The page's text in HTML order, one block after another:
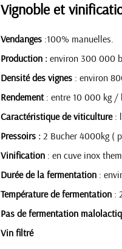
Vignoble et
Vendanges :100% manuelles.
Production : environ 300 000
Densité des vignes : environ
Rendement: entre 10 000 kg /
Caractéristique de viticulture:
Pressoirs : 2 Bucher 4000kg (
Vinification : en cuve inox
Durée de la fermentation :
Température de fermentation :
Pas de fermentation
Vin filtré